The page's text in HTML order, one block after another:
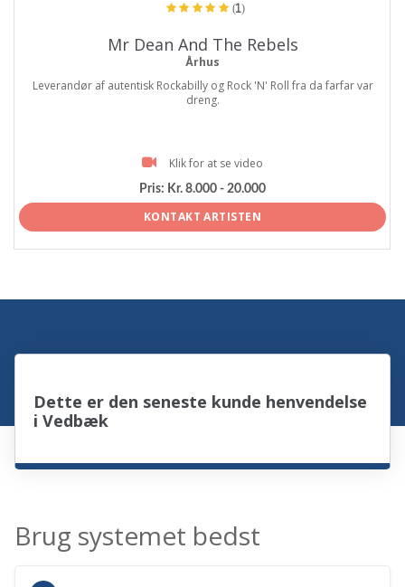
(1)
Mr Dean And The Rebels
Århus
Leverandør af autentisk Rockabilly og Rock 'N' Roll fra da farfar var
dreng.
Klik for at se video
Pris: Kr. 8.000 - 20.000
KONTAKT ARTISTEN
Dette er den seneste kunde henvendelse
i Vedbæk
Brug systemet bedst